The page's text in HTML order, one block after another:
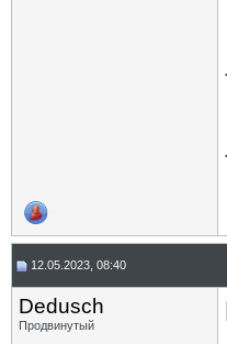
12.05.2023, 08:40
Dedusch
Продвинутый